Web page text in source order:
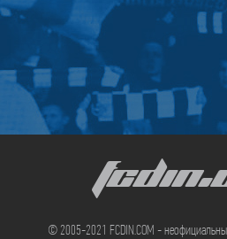
© 2005-2021 FCDIN.COM -